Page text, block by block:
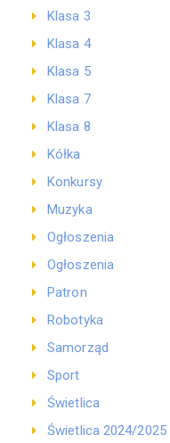
Klasa 3
Klasa 4
Klasa 5
Klasa 7
Klasa 8
Kółka
Konkursy
Muzyka
Ogłoszenia
Ogłoszenia
Patron
Robotyka
Samorząd
Sport
Świetlica
Świetlica 2024/2025